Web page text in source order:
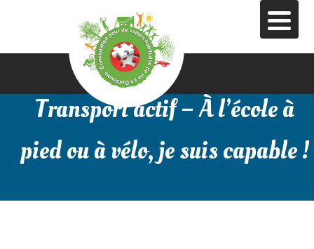
Transport actif – À l’école à
pied ou à vélo, je suis capable !